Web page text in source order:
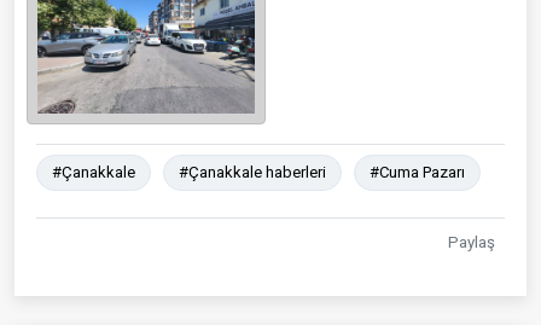
#Çanakkale #Çanakkale haberleri #Cuma Pazarı
Paylaş